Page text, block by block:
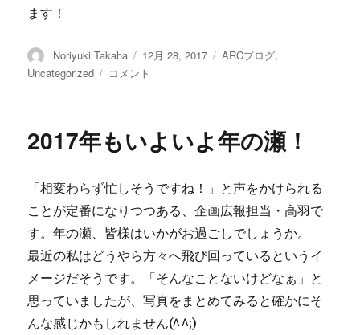
ます！
投
稿
Noriyuki Takaha
投
稿
12月 28, 2017
カ
ARCブログ,
Uncategorized
今
あ
り
と
う
ご
ざ
い
ま
し
た
に
コメント
2017年もいよいよ年の瀬！
「相変わらず忙しそうですね！」と声をかけられる
ことが定番になりつつある、企画広報担当・高羽で
す。年の瀬、皆様はいかがお過ごしでしょうか。
最近の私はどうやら方々へ飛び回っているというイ
メージだそうです。「そんなことないけどなぁ」と
思っていましたが、写真をまとめてみると確かにそ
んな感じかもしれません(^^;)